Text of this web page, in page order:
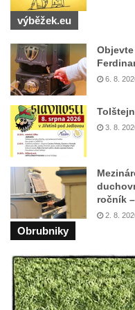
Na Sadech v Českých
Sadech v Českých
Socha Mateřství v
Českých Budějovicích
Památník Otokara
Sadech v Českých
Poslední dochovaný
Pražské třídě v
Socha Civilizovaní na
Českých Budějovicích
Socha svatého Jana
Sadech u Mlýnské
Budějovicích
Sochy brouků u
výběžek.eu
6. 8.
3. 8.
ročník
2. 8.
Obrubniky